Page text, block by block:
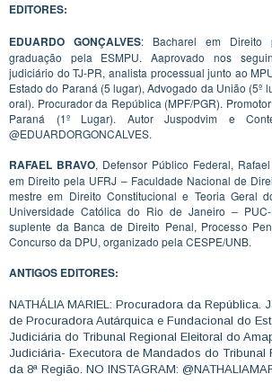
EDITORES:
EDUARDO GONÇALVES: Bacharel em Direito
graduação pela ESMPU. Aaprovado nos
judiciário do TJ-PR, analista processual junto ao
Estado do Paraná (5 lugar), Advogado da União (5º
oral). Procurador da República (MPF/PGR).
Paraná (1º Lugar). Autor Juspodvim e
@EDUARDORGONCALVES.
RAFAEL BRAVO, Defensor Público Federal,
em Direito pela UFRJ – Faculdade Nacional de
mestre em Direito Constitucional e Teoria Geral
Universidade Católica do Rio de Janeiro –
suplente da Banca de Direito Penal, Processo
Concurso da DPU, organizado pela CESPE/UNB.
ANTIGOS EDITORES:
NATHÁLIA MARIEL: Procuradora da República.
de Procuradora Autárquica e Fundacional do
Judiciária do Tribunal Regional Eleitoral do
Judiciária- Executora de Mandados do Tribunal
da 8ª Região. NO INSTAGRAM: